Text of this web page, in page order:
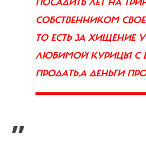
ПОСАДИТЬ ЛЕТ НА
СОБСТВЕННИКОМ
ТО ЕСТЬ ЗА ХИЩЕНИЕ
ЛЮБИМОЙ КУРИЦЫ С
ПРОДАТЬ,А ДЕНЬГИ
”